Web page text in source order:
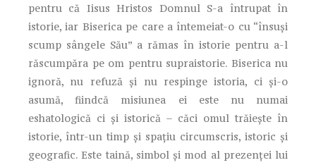
pentru că Iisus Hristos Domnul S-a întrupat în
istorie, iar Biserica pe care a întemeiat-o cu “însuşi
scump sângele Său” a rămas în istorie pentru a-l
răscumpăra pe om pentru supraistorie. Biserica nu
ignoră, nu refuză şi nu respinge istoria, ci şi-o
asumă, fiindcă misiunea ei este nu numai
eshatologică ci şi istorică – căci omul trăieşte în
istorie, într-un timp şi spaţiu circumscris, istoric şi
geografic. Este taină, simbol şi mod al prezenţei lui